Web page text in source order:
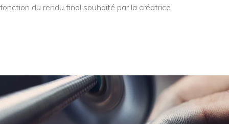
fonction du rendu final souhaité par la créatrice.